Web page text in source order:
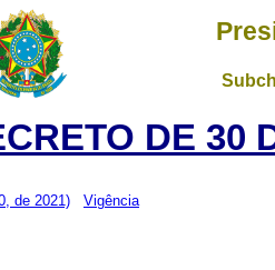
DE 30
de 2021)
Vigência